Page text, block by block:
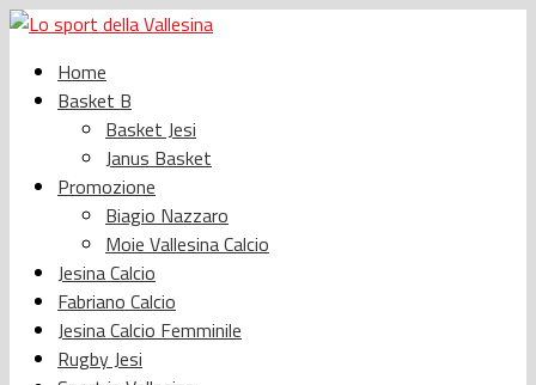
Home
Basket B
Basket Jesi
Janus Basket
Promozione
Biagio Nazzaro
Moie Vallesina Calcio
Jesina Calcio
Fabriano Calcio
Jesina Calcio Femminile
Rugby Jesi